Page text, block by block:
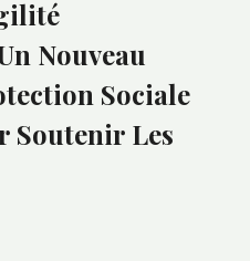
Nouveau
Sociale
Soutenir Les